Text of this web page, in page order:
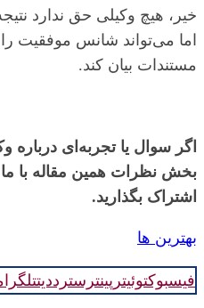
خیر، هیچ وکیلی حق ندارد
اما می‌تواند شانس موفقیت
مستندات بیان کند.
اگر سوال یا تجربه‌ای درباره
بخش نظرات همین مقاله با ما
اشتراک بگذارید.
بهترین ها
فیسبوکتوئیتر پینترسترددیت